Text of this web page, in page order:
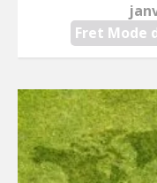
Fret Mode